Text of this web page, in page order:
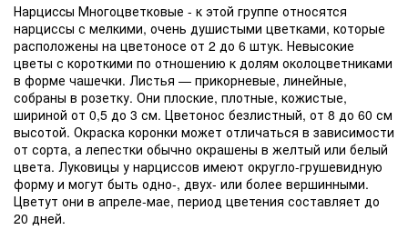
Нарцисcы Многоцветковые - к этой группе относятся
нарциссы с мелкими, очень душистыми цветками, которые
расположены на цветоносе от 2 до 6 штук. Невысокие
цветы с короткими по отношению к долям околоцветниками
в форме чашечки. Листья — прикор­невые, линейные,
собраны в розетку. Они плоские, плотные, кожистые,
шириной от 0,5 до 3 см. Цветонос безлистный, от 8 до 60 см
высотой. Окраска коронки может от­личаться в зависимости
от сорта, а лепестки обычно окрашены в желтый или белый
цвета. Луковицы у нарциссов имеют ок­ругло-грушевидную
форму и могут быть одно-, двух- или более вершинными.
Цветут они в апреле-мае, период цветения составляет до
20 дней.